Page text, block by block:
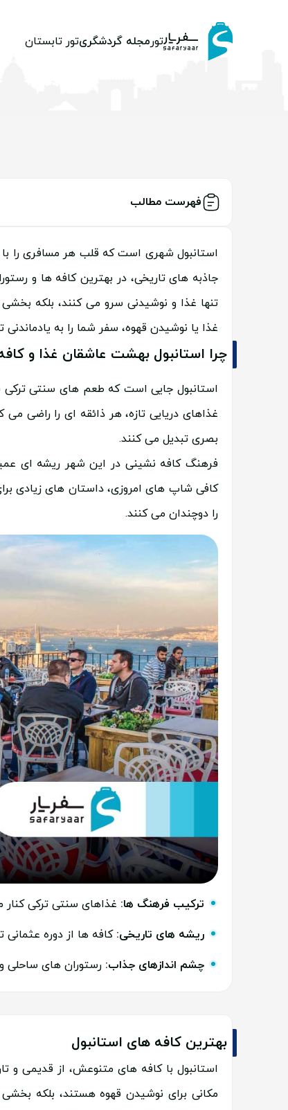
تورمجله گردشگریتور تابستان
فهرست مطالب
استانبول شهری است که قلب هر مسافری را
جاذبه های تاریخی، در بهترین کافه ها و
تنها غذا و نوشیدنی سرو می کنند، بلکه
غذا یا نوشیدن قهوه، سفر شما را به یادماندنی
چرا استانبول بهشت عاشقان غذا و
استانبول جایی است که طعم های سنتی ترکی
غذاهای دریایی تازه، هر ذائقه ای را راضی
بصری تبدیل می کنند.
فرهنگ کافه نشینی در این شهر ریشه ای
کافی شاپ های امروزی، داستان های زیادی
را دوچندان می کنند.
ترکیب فرهنگ ها: غذاهای سنتی ترکی کنار
ریشه های تاریخی: کافه ها از دوره عثمانی
چشم اندازهای جذاب: رستوران های ساحلی
بهترین کافه های استانبول
استانبول با کافه های متنوعش، از قدیمی و
مکانی برای نوشیدن قهوه هستند، بلکه